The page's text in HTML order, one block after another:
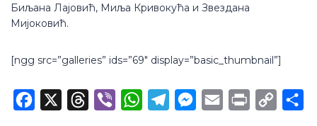
Биљана Лајовић, Миља Кривокућа и Звездана
Мијоковић.
[ngg src=”galleries” ids=”69″ display=”basic_thumbnail”]
Facebook Threads
Viber WhatsAppTelegramMessenger
Email Print
Copy